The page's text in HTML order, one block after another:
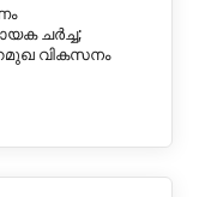
ചർച്ച;
വികസനം